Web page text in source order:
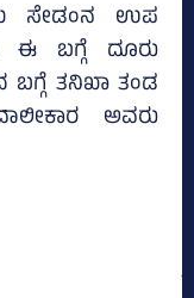
ಸೇಡಂನ ಉಪ
ಈ ಬಗ್ಗೆ ದೂರು
ಬಗ್ಗೆ ತನಿಖಾ ತಂಡ
ಅವರು